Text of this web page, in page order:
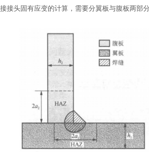
接头固有应变的计算，需要分翼板与腹板两部
汽车交通